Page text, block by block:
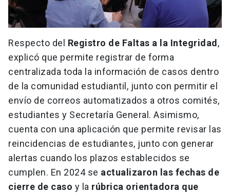
Respecto del Registro de Faltas a la Integridad ,
explicó que permite registrar de forma
centralizada toda la información de casos dentro
de la comunidad estudiantil, junto con permitir el
envío de correos automatizados a otros comités,
estudiantes y Secretaría General. Asimismo,
cuenta con una aplicación que permite revisar las
reincidencias de estudiantes, junto con generar
alertas cuando los plazos establecidos se
cumplen. En 2024 se actualizaron las fechas de
cierre de caso y la rúbrica orientadora que